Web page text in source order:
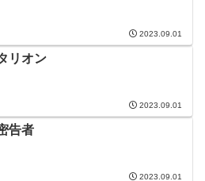
2023.09.01
リオン
2023.09.01
告者
2023.09.01